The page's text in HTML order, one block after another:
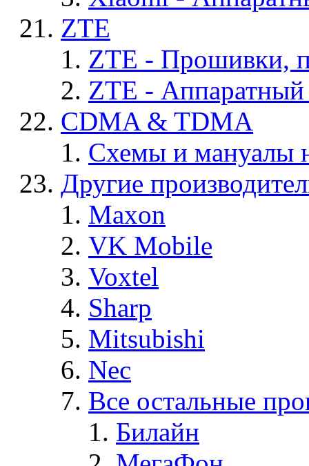
ZTE
ZTE - Прошивки,
ZTE -
CDMA & TDMA
Схемы и мануалы
Другие
Maxon
VK Mobile
Voxtel
Sharp
Mitsubishi
Nec
Все остальные
Билайн